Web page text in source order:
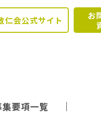
仁会公式サイト
お
集要項一覧